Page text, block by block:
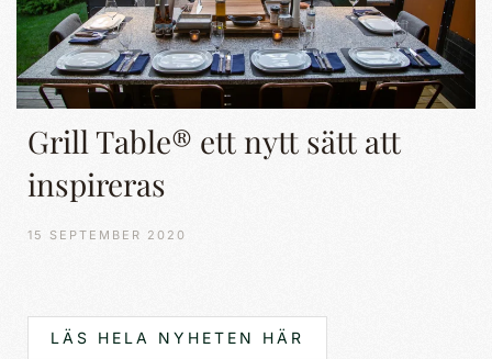
Grill Table® ett nytt sätt att
inspireras
15 SEPTEMBER 2020
LÄS HELA NYHETEN HÄR